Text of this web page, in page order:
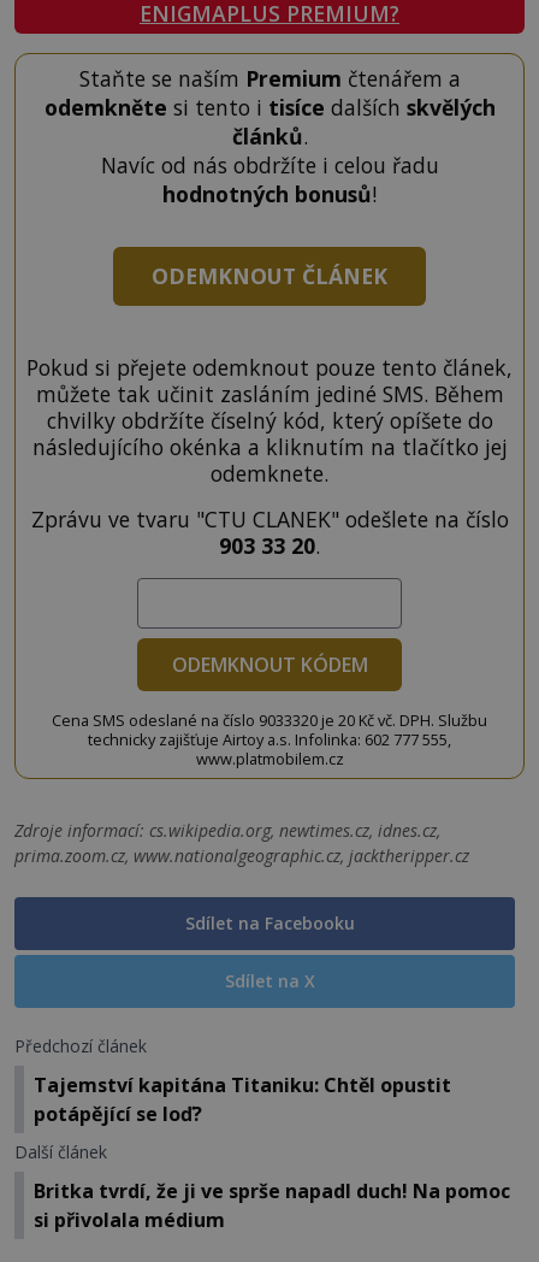
ENIGMAPLUS PREMIUM?
Staňte se naším Premium čtenářem a
odemkněte si tento i tisíce dalších skvělých
článků.
Navíc od nás obdržíte i celou řadu
hodnotných bonusů!
ODEMKNOUT ČLÁNEK
Pokud si přejete odemknout pouze tento článek,
můžete tak učinit zasláním jediné SMS. Během
chvilky obdržíte číselný kód, který opíšete do
následujícího okénka a kliknutím na tlačítko jej
odemknete.
Zprávu ve tvaru "CTU CLANEK" odešlete na číslo
903 33 20.
ODEMKNOUT KÓDEM
Cena SMS odeslané na číslo 9033320 je 20 Kč vč. DPH. Službu
technicky zajišťuje Airtoy a.s. Infolinka: 602 777 555,
www.platmobilem.cz
Zdroje informací: cs.wikipedia.org, newtimes.cz, idnes.cz,
prima.zoom.cz, www.nationalgeographic.cz, jacktheripper.cz
Sdílet na Facebooku
Sdílet na X
Předchozí článek
Tajemství kapitána Titaniku: Chtěl opustit
potápějící se loď?
Další článek
Britka tvrdí, že ji ve sprše napadl duch! Na pomoc
si přivolala médium